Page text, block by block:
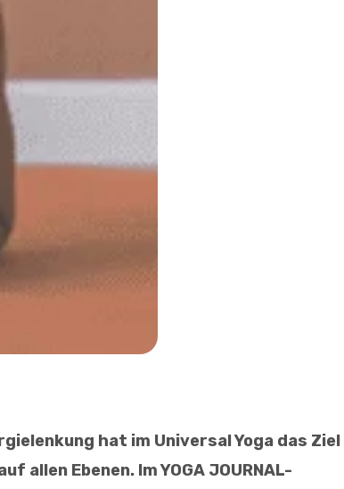
hat im Universal Yoga das Ziel
allen Ebenen. Im YOGA JOURNAL-